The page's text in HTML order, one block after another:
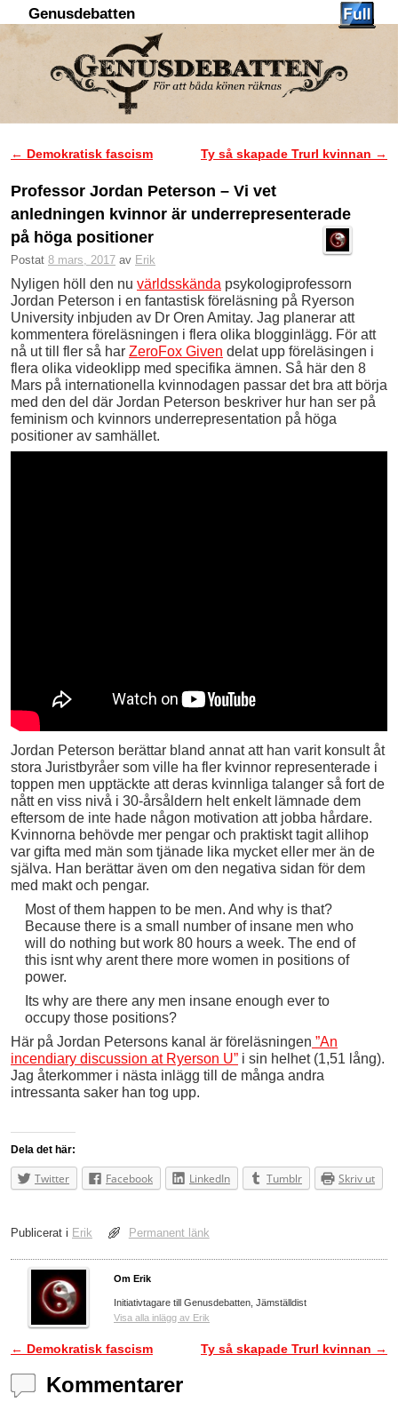
Genusdebatten
Inläggsnavigering
← Demokratisk fascism Ty så skapade Trurl kvinnan →
Professor Jordan Peterson – Vi vet
anledningen kvinnor är underrepresenterade
på höga positioner
Postat 8 mars, 2017 av Erik
Nyligen höll den nu världsskända psykologiprofessorn
Jordan Peterson i en fantastisk föreläsning på Ryerson
University inbjuden av Dr Oren Amitay. Jag planerar att
kommentera föreläsningen i flera olika blogginlägg. För att
nå ut till fler så har ZeroFox Given delat upp föreläsingen i
flera olika videoklipp med specifika ämnen. Så här den 8
Mars på internationella kvinnodagen passar det bra att börja
med den del där Jordan Peterson beskriver hur han ser på
feminism och kvinnors underrepresentation på höga
positioner av samhället.
Jordan Peterson berättar bland annat att han varit konsult åt
stora Juristbyråer som ville ha fler kvinnor representerade i
toppen men upptäckte att deras kvinnliga talanger så fort de
nått en viss nivå i 30-årsåldern helt enkelt lämnade dem
eftersom de inte hade någon motivation att jobba hårdare.
Kvinnorna behövde mer pengar och praktiskt tagit allihop
var gifta med män som tjänade lika mycket eller mer än de
själva. Han berättar även om den negativa sidan för dem
med makt och pengar.
Most of them happen to be men. And why is that?
Because there is a small number of insane men who
will do nothing but work 80 hours a week. The end of
this isnt why arent there more women in positions of
power.
Its why are there any men insane enough ever to
occupy those positions?
Här på Jordan Petersons kanal är föreläsningen ”An
incendiary discussion at Ryerson U” i sin helhet (1,51 lång).
Jag återkommer i nästa inlägg till de många andra
intressanta saker han tog upp.
Dela det här:
Twitter Facebook LinkedIn Tumblr Skriv ut
Publicerat i Erik Permanent länk
Om Erik
Initiativtagare till Genusdebatten, Jämställdist
Visa alla inlägg av Erik
Inläggsnavigering
← Demokratisk fascism Ty så skapade Trurl kvinnan →
Kommentarer